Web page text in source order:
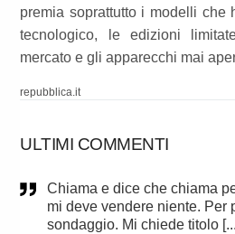
premia soprattutto i modelli che
tecnologico, le edizioni
mercato e gli apparecchi mai
repubblica.it
ULTIMI COMMENTI
Chiama e dice che chiama per un sondaggio e non
mi deve vendere niente. Per
sondaggio. Mi chiede titolo